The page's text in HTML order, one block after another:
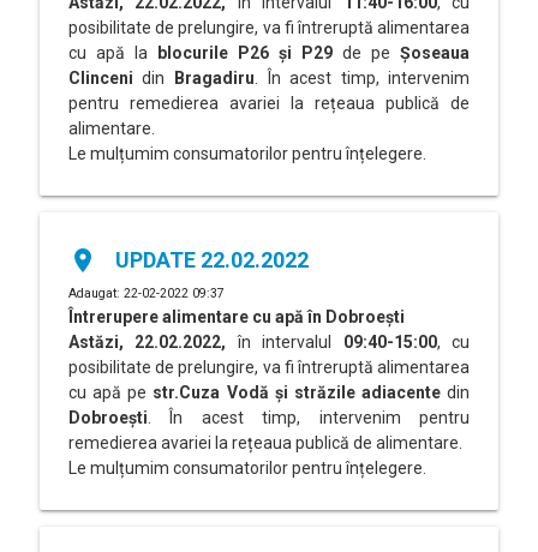
posibilitate de prelungire, va fi întreruptă alimentarea
cu apă la
blocurile P26 și P29de peȘoseaua
Clincenidin Bragadiru . În acest timp, intervenim
pentru remedierea avariei la rețeaua publică de
alimentare.
Le mulțumim consumatorilor pentru înțelegere.
place UPDATE 22.02.2022
Adaugat: 22-02-2022 09:37
Întrerupere alimentare cu apă în Dobroești
Astăzi, 22.02.2022, în intervalul 09:40-15:00, cu
posibilitate de prelungire, va fi întreruptă alimentarea
cu apă pe str.Cuza Vodă și străzile adiacentedin
Dobroești . În acest timp, intervenim pentru
remedierea avariei la rețeaua publică de alimentare.
Le mulțumim consumatorilor pentru înțelegere.